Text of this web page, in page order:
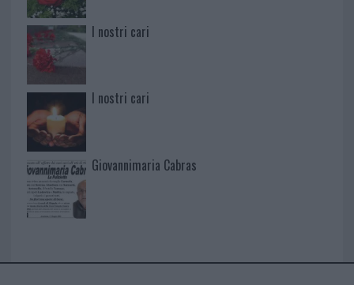
I nostri cari
I nostri cari
Giovannimaria Cabras